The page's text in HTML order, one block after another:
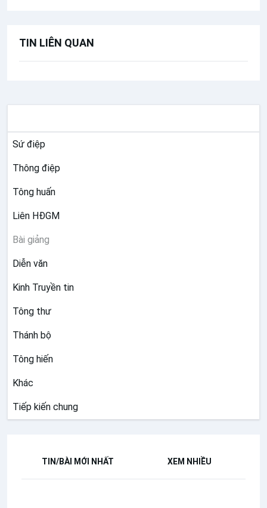
TIN LIÊN QUAN
Sứ điệp
Thông điệp
Tông huấn
Liên HĐGM
Bài giảng
Diễn văn
Kinh Truyền tin
Tông thư
Thánh bộ
Tông hiến
Khác
Tiếp kiến chung
TIN/BÀI MỚI NHẤT XEM NHIỀU